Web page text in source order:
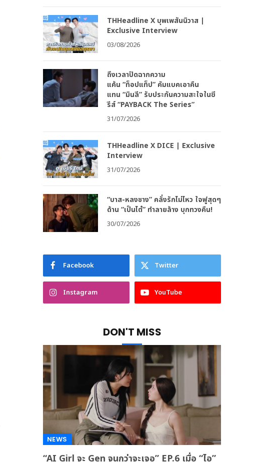
THHeadline X บุพเพสันนิวาส |
Exclusive Interview
03/08/2026
ถึงเวลาปิดฉากความ
แค้น “ท็อปแท็ป” คัมแบคเอาคืน
แทน “มินลี” รับประกันความสะใจในซี
รีส์ “PAYBACK The Series”
31/07/2026
THHeadline X DICE | Exclusive
Interview
31/07/2026
“บาส-หลงชาง” คลั่งรักไม่ไหว ใจฟูสุดๆ
ด้าน “เป็นไต๋” ทำลายล้าง บุกทวงคืน!
30/07/2026
Facebook Twitter
Instagram YouTube
DON'T MISS
NEWS
“AI Girl จะ Gen จนกว่าจะเจอ” EP.6 เมื่อ “ไอ”